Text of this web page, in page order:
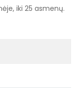
iki 25 asmenų.